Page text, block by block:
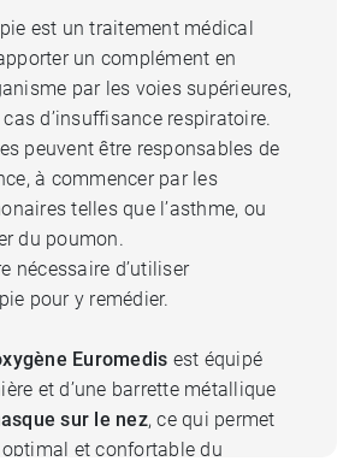
est un traitement médical
un complément en
par les voies supérieures,
d’insuffisance respiratoire.
peuvent être responsables de
à commencer par les
telles que l’asthme, ou
du poumon.
nécessaire d’utiliser
pour y remédier.
Euromedis est équipé
et d’une barrette métallique
sur le nez, ce qui permet
et confortable du